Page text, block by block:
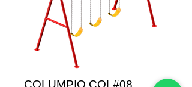
COLUMPIO COL#08